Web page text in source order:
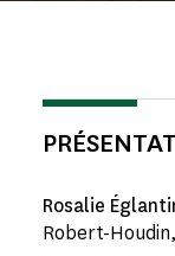
Rosalie
Robert-